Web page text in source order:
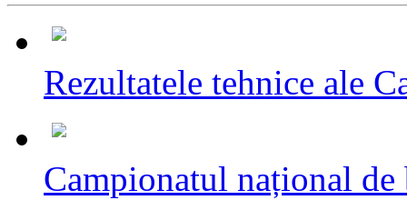
Rezultatele tehnice ale
Campionatul național